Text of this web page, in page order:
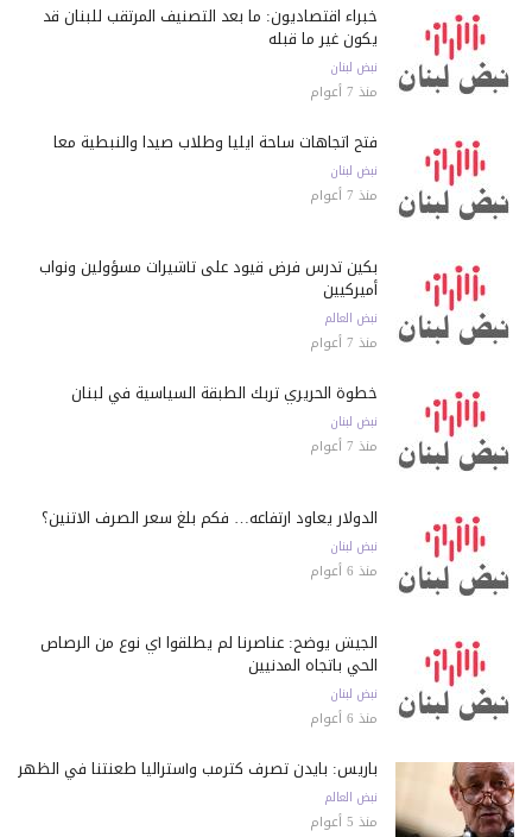
خبراء اقتصاديون: ما بعد التصنيف المرتقب للبنان قد
يكون غير ما قبله
نبض لبنان
منذ 7 أعوام
فتح اتجاهات ساحة ايليا وطلاب صيدا والنبطية معاً
نبض لبنان
منذ 7 أعوام
بكين تدرس فرض قيود على تأشيرات مسؤولين ونواب
أميركيين
نبض العالم
منذ 7 أعوام
خطوة الحريري تربك الطبقة السياسية في لبنان
نبض لبنان
منذ 7 أعوام
الدولار يعاود ارتفاعه… فكم بلغ سعر الصرف الاثنين؟
نبض لبنان
منذ 6 أعوام
الجيش يوضح: عناصرنا لم يطلقوا أي نوع من الرصاص
الحي باتجاه المدنيين
نبض لبنان
منذ 6 أعوام
باريس: بايدن تصرف كترمب وأستراليا طعنتنا في الظهر
نبض العالم
منذ 5 أعوام